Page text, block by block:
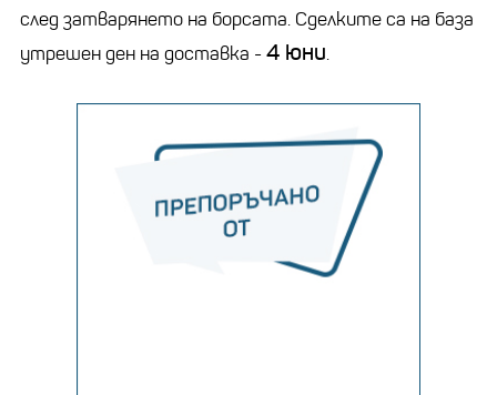
след затварянето на борсата. Сделките са на база
утрешен ден на доставка - 4 юни.